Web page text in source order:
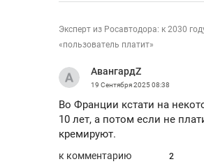
Эксперт из Росавтодора: к 2030
«пользователь платит»
АвангардZ
19 Сентября 202508:38
Во Франции кстати на
10 лет, а потом если не
кремируют.
к комментарию 2